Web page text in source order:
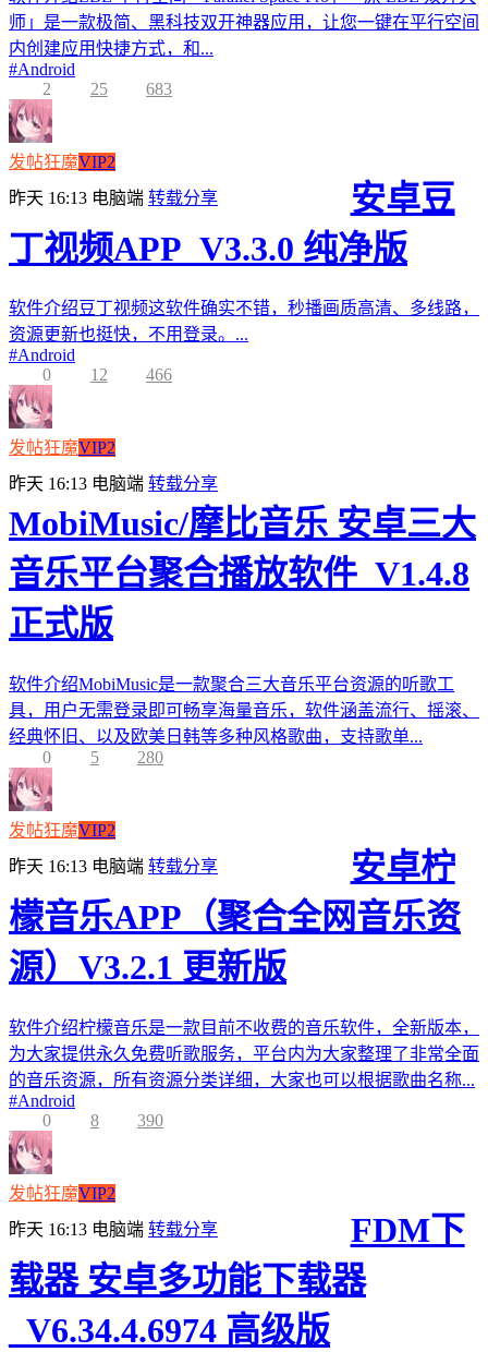
师」是一款极简、黑科技双开神器应用，让您一键在平行空间
内创建应用快捷方式，和...
#Android
2
25 683
发帖狂魔VIP2
昨天 16:13 电脑端 转载分享
安卓豆
丁视频APP_V3.3.0 纯净版
软件介绍豆丁视频这软件确实不错，秒播画质高清、多线路，
资源更新也挺快，不用登录。...
#Android
0
12 466
发帖狂魔VIP2
昨天 16:13 电脑端 转载分享
MobiMusic/摩比音乐 安卓三大
音乐平台聚合播放软件_V1.4.8
正式版
软件介绍MobiMusic是一款聚合三大音乐平台资源的听歌工
具，用户无需登录即可畅享海量音乐，软件涵盖流行、摇滚、
经典怀旧、以及欧美日韩等多种风格歌曲，支持歌单...
0
5 280
发帖狂魔VIP2
昨天 16:13 电脑端 转载分享
安卓柠
檬音乐APP（聚合全网音乐资
源）V3.2.1 更新版
软件介绍柠檬音乐是一款目前不收费的音乐软件，全新版本，
为大家提供永久免费听歌服务，平台内为大家整理了非常全面
的音乐资源，所有资源分类详细，大家也可以根据歌曲名称...
#Android
0
8 390
发帖狂魔VIP2
昨天 16:13 电脑端 转载分享
FDM下
载器 安卓多功能下载器
_V6.34.4.6974 高级版